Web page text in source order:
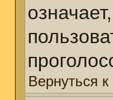
Вернуться